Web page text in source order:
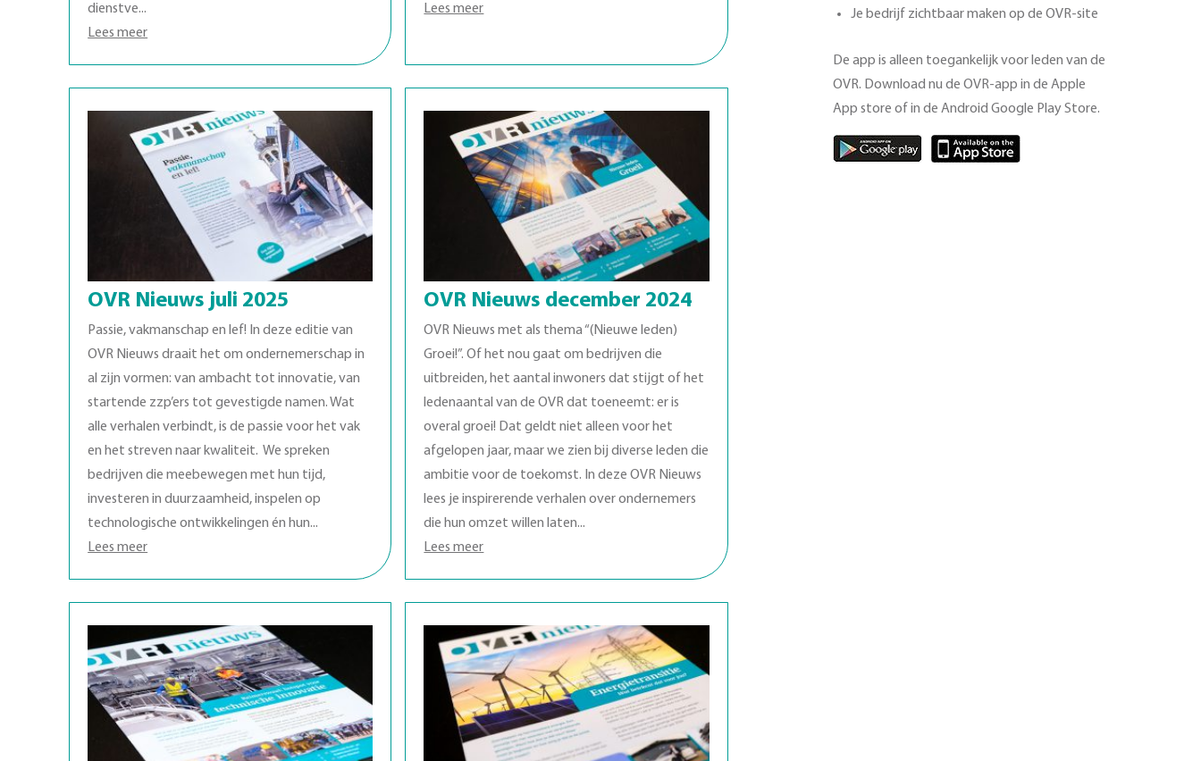
dienstve...
Lees meer
Lees meer
OVR Nieuws juli 2025
Passie, vakmanschap en lef! In deze editie van
OVR Nieuws draait het om ondernemerschap in
al zijn vormen: van ambacht tot innovatie, van
startende zzp’ers tot gevestigde namen. Wat
alle verhalen verbindt, is de passie voor het vak
en het streven naar kwaliteit. We spreken
bedrijven die meebewegen met hun tijd,
investeren in duurzaamheid, inspelen op
technologische ontwikkelingen én hun...
Lees meer
OVR Nieuws december 2024
OVR Nieuws met als thema “(Nieuwe leden)
Groei!”. Of het nou gaat om bedrijven die
uitbreiden, het aantal inwoners dat stijgt of het
ledenaantal van de OVR dat toeneemt: er is
overal groei! Dat geldt niet alleen voor het
afgelopen jaar, maar we zien bij diverse leden die
ambitie voor de toekomst. In deze OVR Nieuws
lees je inspirerende verhalen over ondernemers
die hun omzet willen laten...
Lees meer
Je bedrijf zichtbaar maken op de OVR-site
De app is alleen toegankelijk voor leden van de
OVR. Download nu de OVR-app in de Apple
App store of in de Android Google Play Store.